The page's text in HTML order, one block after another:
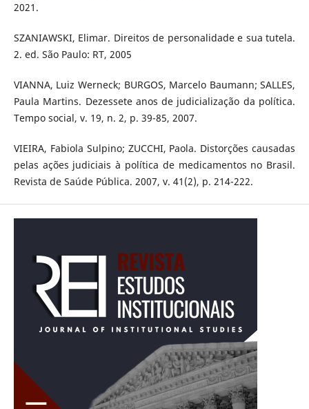
2021.
SZANIAWSKI, Elimar. Direitos de personalidade e sua tutela.
2. ed. São Paulo: RT, 2005
VIANNA, Luiz Werneck; BURGOS, Marcelo Baumann; SALLES,
Paula Martins. Dezessete anos de judicialização da política.
Tempo social, v. 19, n. 2, p. 39-85, 2007.
VIEIRA, Fabiola Sulpino; ZUCCHI, Paola. Distorções causadas
pelas ações judiciais à política de medicamentos no Brasil.
Revista de Saúde Pública. 2007, v. 41(2), p. 214-222.